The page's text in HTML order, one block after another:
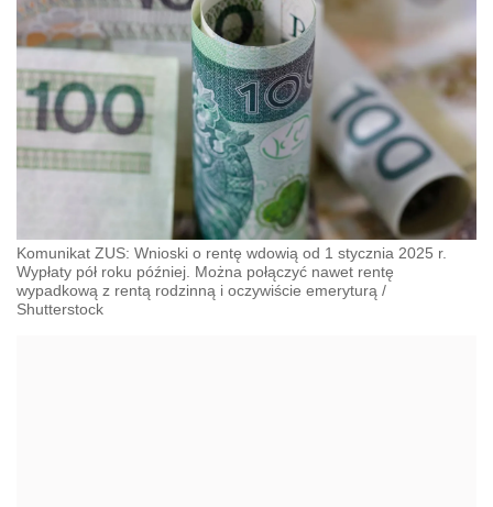
Komunikat ZUS: Wnioski o rentę wdowią od 1 stycznia 2025 r.
Wypłaty pół roku później. Można połączyć nawet rentę
wypadkową z rentą rodzinną i oczywiście emeryturą /
Shutterstock